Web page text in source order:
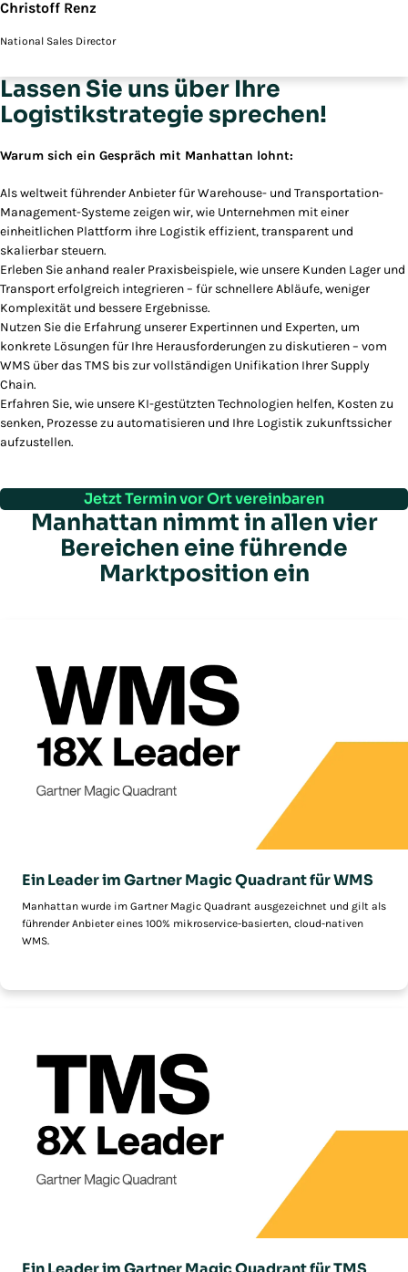
Christoff Renz
National Sales Director
Lassen Sie uns über Ihre
Logistikstrategie sprechen!
Warum sich ein Gespräch mit Manhattan lohnt:
Als weltweit führender Anbieter für Warehouse- und Transportation-
Management-Systeme zeigen wir, wie Unternehmen mit einer
einheitlichen Plattform ihre Logistik effizient, transparent und
skalierbar steuern.
Erleben Sie anhand realer Praxisbeispiele, wie unsere Kunden Lager und
Transport erfolgreich integrieren – für schnellere Abläufe, weniger
Komplexität und bessere Ergebnisse.
Nutzen Sie die Erfahrung unserer Expertinnen und Experten, um
konkrete Lösungen für Ihre Herausforderungen zu diskutieren – vom
WMS über das TMS bis zur vollständigen Unifikation Ihrer Supply
Chain.
Erfahren Sie, wie unsere KI-gestützten Technologien helfen, Kosten zu
senken, Prozesse zu automatisieren und Ihre Logistik zukunftssicher
aufzustellen.
Jetzt Termin vor Ort vereinbaren
Manhattan nimmt in allen vier
Bereichen eine führende
Marktposition ein
Ein Leader im Gartner Magic Quadrant für WMS
Manhattan wurde im Gartner Magic Quadrant ausgezeichnet und gilt als
führender Anbieter eines 100% mikroservice-basierten, cloud-nativen
WMS.